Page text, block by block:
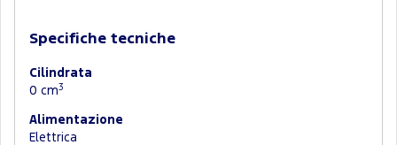
Specifiche tecniche
Cilindrata
0 cm3
Alimentazione
Elettrica